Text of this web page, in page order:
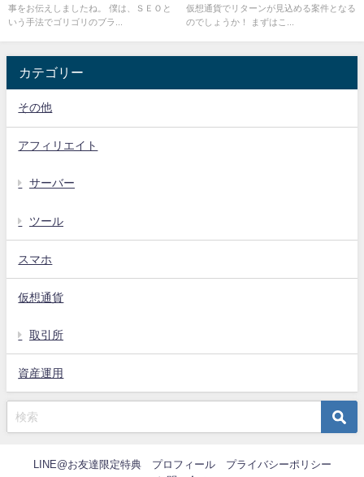
事をお伝えしましたね。 僕は、ＳＥＯと
いう手法でゴリゴリのブラ...
仮想通貨でリターンが見込める案件となる
のでしょうか！ まずはこ...
カテゴリー
その他
アフィリエイト
サーバー
ツール
スマホ
仮想通貨
取引所
資産運用
LINE@お友達限定特典 プロフィール
プライバシーポリシー